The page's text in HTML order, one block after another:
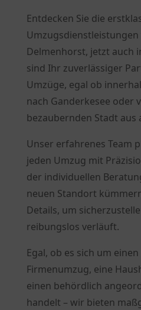
Entdecken Sie die
Umzugsdienstleistungen
Delmenhorst, jetzt auch
sind Ihr zuverlässiger
Umzüge, egal ob
nach Ganderkesee oder
bezaubernden Stadt aus
Unser erfahrenes Team
jeden Umzug mit
der individuellen
neuen Standort
Details, um
reibungslos verläuft.
Egal, ob es sich um
Firmenumzug, eine
einen behördlich
handelt – wir bieten